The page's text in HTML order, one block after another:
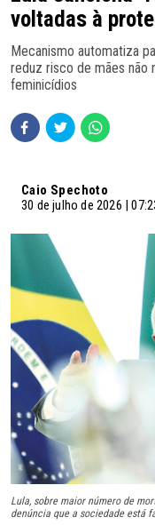
voltadas à
Mecanismo automatiza
reduz risco de mães não
feminicídios
Caio Spechoto
30 de julho de 2026 |
Lula, sobre maior número de
denúncia que a sociedade está